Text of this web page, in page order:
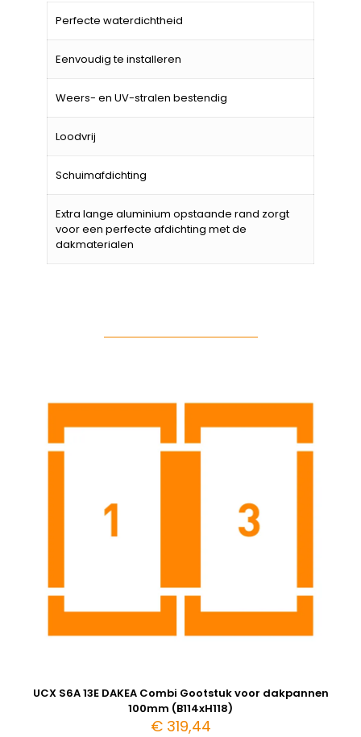
Perfecte waterdichtheid
Eenvoudig te installeren
Weers- en UV-stralen bestendig
Loodvrij
Schuimafdichting
Extra lange aluminium opstaande rand zorgt
voor een perfecte afdichting met de
dakmaterialen
UCX S6A 13E DAKEA Combi Gootstuk voor dakpannen
100mm (B114xH118)
€319,44